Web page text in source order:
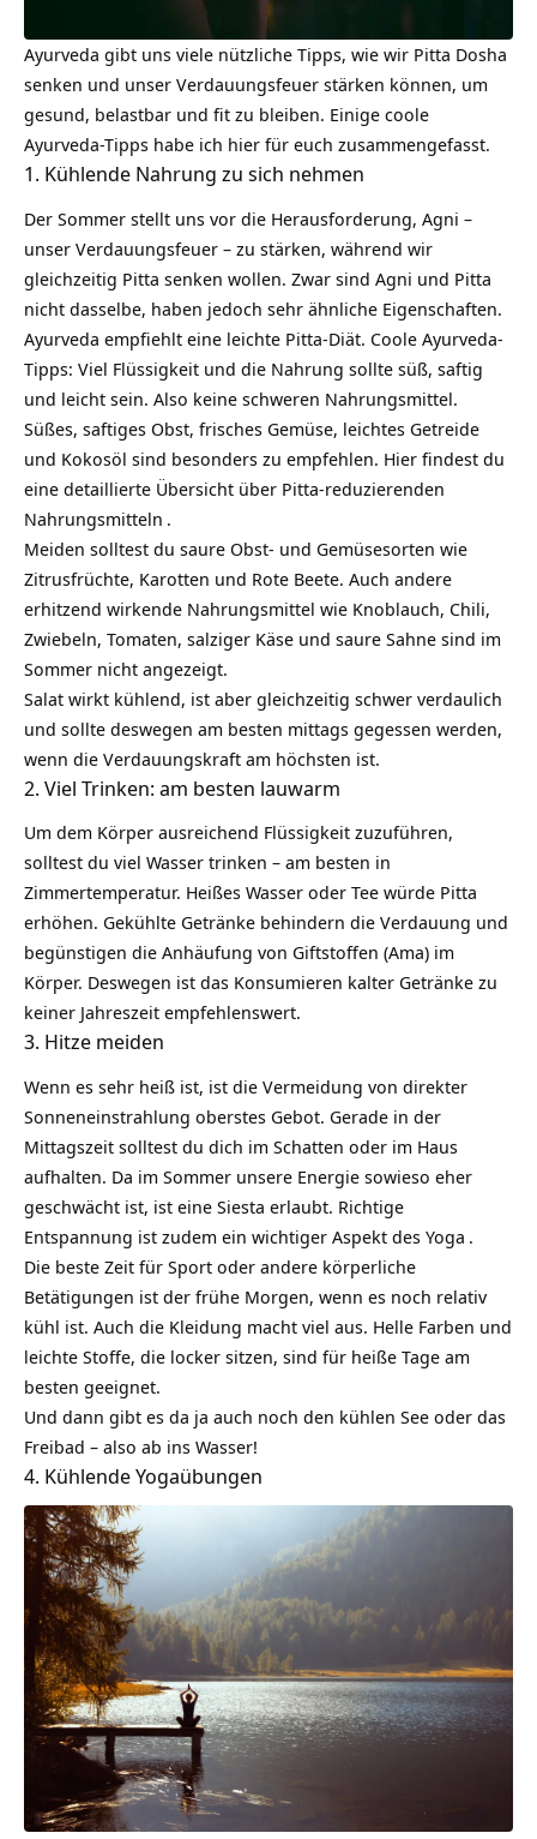
Ayurveda gibt uns viele nützliche Tipps, wie wir Pitta Dosha
senken und unser Verdauungsfeuer stärken können, um
gesund, belastbar und fit zu bleiben. Einige coole
Ayurveda-Tipps habe ich hier für euch zusammengefasst.
1. Kühlende Nahrung zu sich nehmen
Der Sommer stellt uns vor die Herausforderung, Agni –
unser Verdauungsfeuer – zu stärken, während wir
gleichzeitig Pitta senken wollen. Zwar sind Agni und Pitta
nicht dasselbe, haben jedoch sehr ähnliche Eigenschaften.
Ayurveda empfiehlt eine leichte Pitta-Diät. Coole Ayurveda-
Tipps: Viel Flüssigkeit und die Nahrung sollte süß, saftig
und leicht sein. Also keine schweren Nahrungsmittel.
Süßes, saftiges Obst, frisches Gemüse, leichtes Getreide
und Kokosöl sind besonders zu empfehlen. Hier findest du
eine detaillierte Übersicht über Pitta-reduzierenden
Nahrungsmitteln .
Meiden solltest du saure Obst- und Gemüsesorten wie
Zitrusfrüchte, Karotten und Rote Beete. Auch andere
erhitzend wirkende Nahrungsmittel wie Knoblauch, Chili,
Zwiebeln, Tomaten, salziger Käse und saure Sahne sind im
Sommer nicht angezeigt.
Salat wirkt kühlend, ist aber gleichzeitig schwer verdaulich
und sollte deswegen am besten mittags gegessen werden,
wenn die Verdauungskraft am höchsten ist.
2. Viel Trinken: am besten lauwarm
Um dem Körper ausreichend Flüssigkeit zuzuführen,
solltest du viel Wasser trinken – am besten in
Zimmertemperatur. Heißes Wasser oder Tee würde Pitta
erhöhen. Gekühlte Getränke behindern die Verdauung und
begünstigen die Anhäufung von Giftstoffen (Ama) im
Körper. Deswegen ist das Konsumieren kalter Getränke zu
keiner Jahreszeit empfehlenswert.
3. Hitze meiden
Wenn es sehr heiß ist, ist die Vermeidung von direkter
Sonneneinstrahlung oberstes Gebot. Gerade in der
Mittagszeit solltest du dich im Schatten oder im Haus
aufhalten. Da im Sommer unsere Energie sowieso eher
geschwächt ist, ist eine Siesta erlaubt. Richtige
Entspannung ist zudem ein wichtiger Aspekt des Yoga .
Die beste Zeit für Sport oder andere körperliche
Betätigungen ist der frühe Morgen, wenn es noch relativ
kühl ist. Auch die Kleidung macht viel aus. Helle Farben und
leichte Stoffe, die locker sitzen, sind für heiße Tage am
besten geeignet.
Und dann gibt es da ja auch noch den kühlen See oder das
Freibad – also ab ins Wasser!
4. Kühlende Yogaübungen